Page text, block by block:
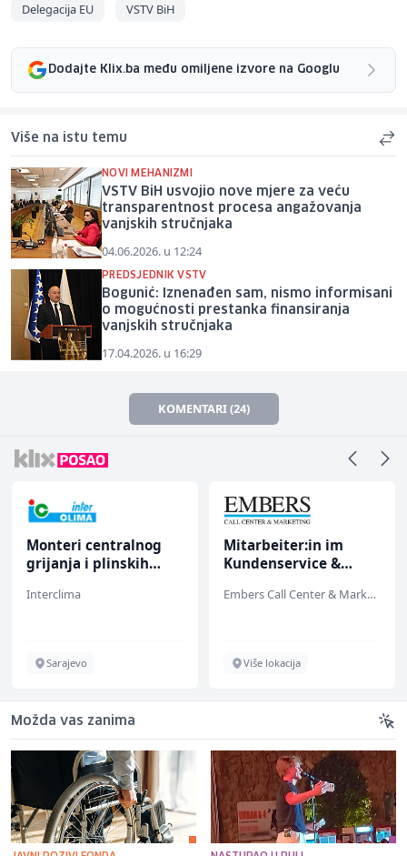
Delegacija EU VSTV BiH
Dodajte Klix.ba među omiljene izvore na Googlu
Više na istu temu
NOVI MEHANIZMI
VSTV BiH usvojio nove mjere za veću
transparentnost procesa angažovanja
vanjskih stručnjaka
04.06.2026. u 12:24
PREDSJEDNIK VSTV
Bogunić: Iznenađen sam, nismo informisani
o mogućnosti prestanka finansiranja
vanjskih stručnjaka
17.04.2026. u 16:29
KOMENTARI (24)
Monteri centralnog
grijanja i plinskih
Interclima
Sarajevo
Mitarbeiter:in im
Kundenservice &
Embers Call Center & Marketing
Više lokacija
Možda vas zanima